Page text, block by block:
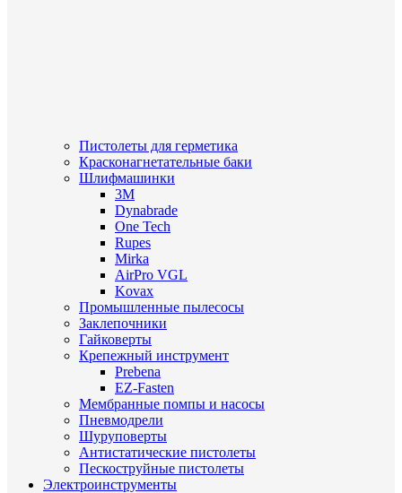
Пистолеты для герметика
Красконагнетательные баки
Шлифмашинки
3M
Dynabrade
One Tech
Rupes
Mirka
AirPro VGL
Kovax
Промышленные пылесосы
Заклепочники
Гайковерты
Крепежный инструмент
Prebena
EZ-Fasten
Мембранные помпы и насосы
Пневмодрели
Шуруповерты
Антистатические пистолеты
Пескоструйные пистолеты
Электроинструменты